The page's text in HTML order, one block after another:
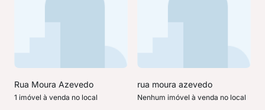
Rua Moura Azevedo
1 imóvel à venda no local
rua moura azevedo
Nenhum imóvel à venda no local